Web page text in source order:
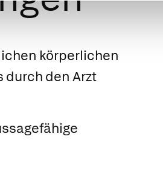
körperlichen
den Arzt